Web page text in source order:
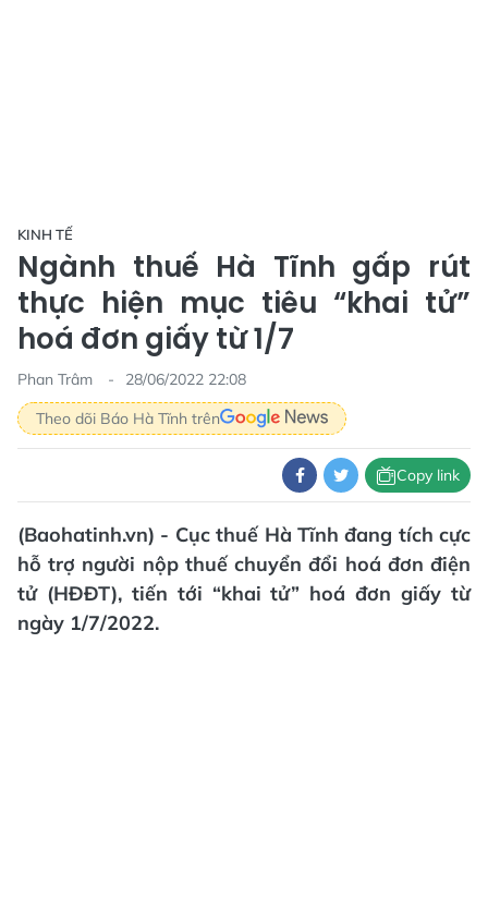
KINH TẾ
Ngành thuế Hà Tĩnh gấp rút
thực hiện mục tiêu “khai tử”
hoá đơn giấy từ 1/7
Phan Trâm
28/06/2022 22:08
Theo dõi Báo Hà Tĩnh trên
Copy link
(Baohatinh.vn) - Cục thuế Hà Tĩnh đang tích cực
hỗ trợ người nộp thuế chuyển đổi hoá đơn điện
tử (HĐĐT), tiến tới “khai tử” hoá đơn giấy từ
ngày 1/7/2022.